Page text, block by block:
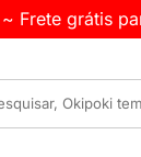
~ Frete grátis